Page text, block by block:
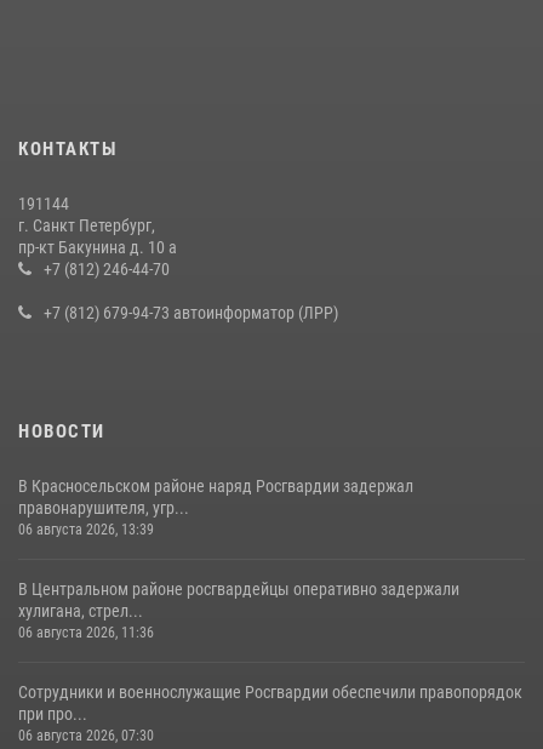
КОНТАКТЫ
191144
г. Санкт Петербург,
пр-кт Бакунина д. 10 а
+7 (812) 246-44-70
+7 (812) 679-94-73 автоинформатор (ЛРР)
НОВОСТИ
В Красносельском районе наряд Росгвардии задержал
правонарушителя, угр...
06 августа 2026, 13:39
В Центральном районе росгвардейцы оперативно задержали
хулигана, стрел...
06 августа 2026, 11:36
Сотрудники и военнослужащие Росгвардии обеспечили правопорядок
при про...
06 августа 2026, 07:30